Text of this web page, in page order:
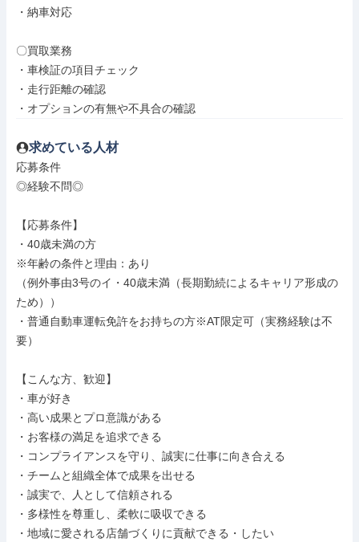
・納車対応
〇買取業務
・車検証の項目チェック
・走行距離の確認
・オプションの有無や不具合の確認
求めている人材
応募条件
◎経験不問◎
【応募条件】
・40歳未満の方
※年齢の条件と理由：あり
（例外事由3号のイ・40歳未満（長期勤続によるキャリア形成の
ため））
・普通自動車運転免許をお持ちの方※AT限定可（実務経験は不
要）
【こんな方、歓迎】
・車が好き
・高い成果とプロ意識がある
・お客様の満足を追求できる
・コンプライアンスを守り、誠実に仕事に向き合える
・チームと組織全体で成果を出せる
・誠実で、人として信頼される
・多様性を尊重し、柔軟に吸収できる
・地域に愛される店舗づくりに貢献できる・したい